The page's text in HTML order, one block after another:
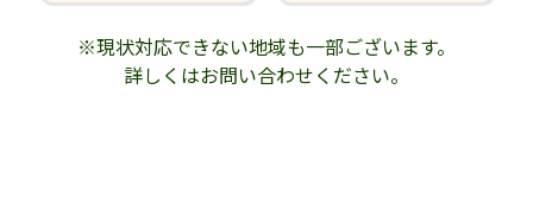
※現状対応できない地域も一部ございます。
詳しくはお問い合わせください。